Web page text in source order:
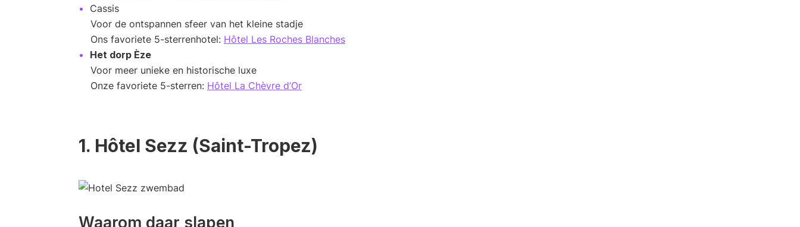
Cassis
Voor de ontspannen sfeer van het kleine stadje
Ons favoriete 5-sterrenhotel: Hôtel Les Roches Blanches
Het dorp Èze
Voor meer unieke en historische luxe
Onze favoriete 5-sterren: Hôtel La Chèvre d’Or
1. Hôtel Sezz (Saint-Tropez)
Waarom daar slapen